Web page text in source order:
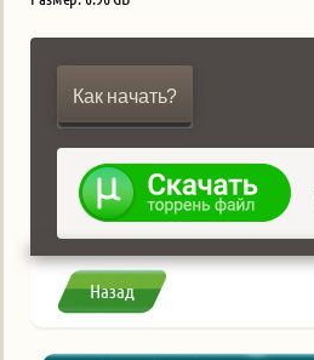
Как начать?
Назад